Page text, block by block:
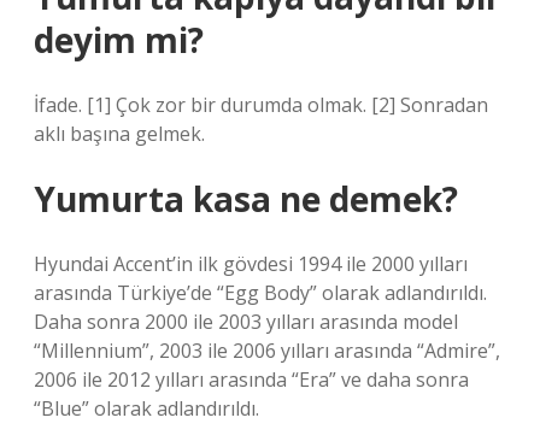
deyim mi?
İfade. [1] Çok zor bir durumda olmak. [2] Sonradan
aklı başına gelmek.
Yumurta kasa ne demek?
Hyundai Accent’in ilk gövdesi 1994 ile 2000 yılları
arasında Türkiye’de “Egg Body” olarak adlandırıldı.
Daha sonra 2000 ile 2003 yılları arasında model
“Millennium”, 2003 ile 2006 yılları arasında “Admire”,
2006 ile 2012 yılları arasında “Era” ve daha sonra
“Blue” olarak adlandırıldı.